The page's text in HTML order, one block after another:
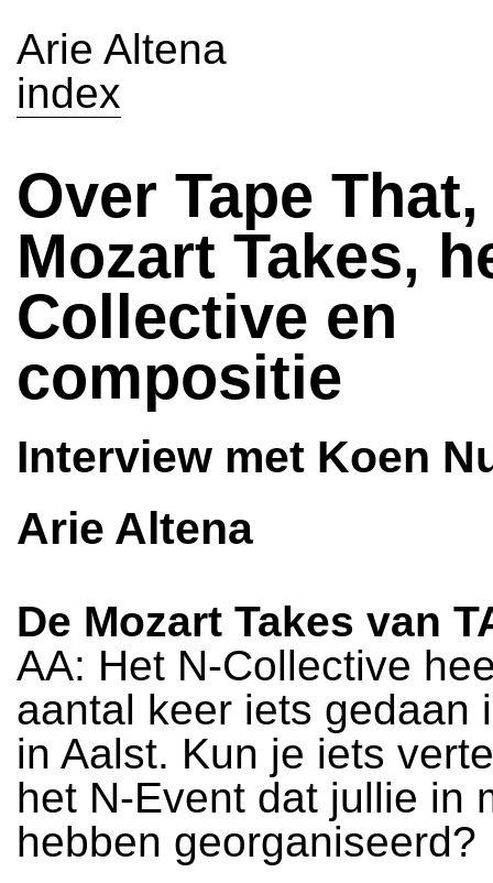
Arie Altena
index
Over Tape
Mozart Takes,
Collective en
compositie
Interview met Koen
Arie Altena
De Mozart Takes van
AA: Het N-Collective
aantal keer iets gedaan
in Aalst. Kun je iets
het N-Event dat jullie in
hebben georganiseerd?